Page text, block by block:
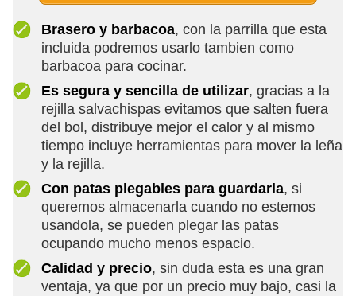
Brasero y barbacoa, con la parrilla que esta
incluida podremos usarlo tambien como
barbacoa para cocinar.
Es segura y sencilla de utilizar, gracias a la
rejilla salvachispas evitamos que salten fuera
del bol, distribuye mejor el calor y al mismo
tiempo incluye herramientas para mover la leña
y la rejilla.
Con patas plegables para guardarla, si
queremos almacenarla cuando no estemos
usandola, se pueden plegar las patas
ocupando mucho menos espacio.
Calidad y precio, sin duda esta es una gran
ventaja, ya que por un precio muy bajo, casi la